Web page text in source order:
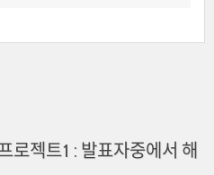
로젝트1 : 발표자중에서 해